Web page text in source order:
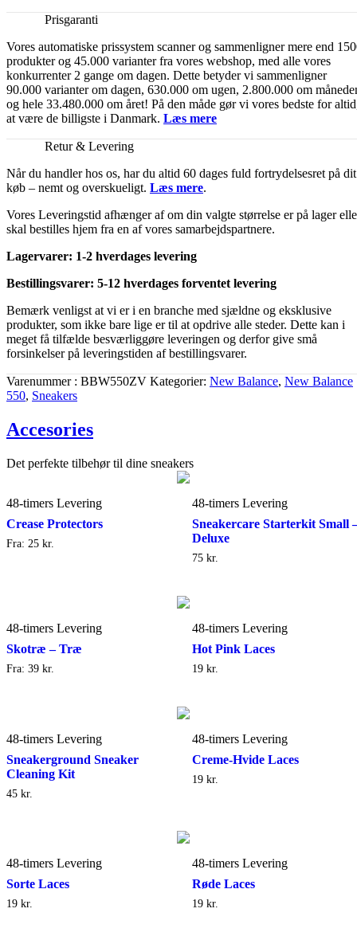
Prisgaranti
Vores automatiske prissystem scanner og sammenligner mere end
produkter og 45.000 varianter fra vores webshop, med alle vores
konkurrenter 2 gange om dagen. Dette betyder vi sammenligner
90.000 varianter om dagen, 630.000 om ugen, 2.800.000 om
og hele 33.480.000 om året! På den måde gør vi vores bedste for
at være de billigste i Danmark. Læs mere
Retur & Levering
Når du handler hos os, har du altid 60 dages fuld fortrydelsesret på dit
køb – nemt og overskueligt. Læs mere.
Vores Leveringstid afhænger af om din valgte størrelse er på lager
skal bestilles hjem fra en af vores samarbejdspartnere.
Lagervarer: 1-2 hverdages levering
Bestillingsvarer: 5-12 hverdages forventet levering
Bemærk venligst at vi er i en branche med sjældne og eksklusive
produkter, som ikke bare lige er til at opdrive alle steder. Dette kan i
meget få tilfælde besværliggøre leveringen og derfor give små
forsinkelser på leveringstiden af bestillingsvarer.
Varenummer BBW550ZV Kategorier New Balance, New Balance
550, Sneakers
Accesories
Det perfekte tilbehør til dine sneakers
48-timers Levering
Crease Protectors
Fra: 25 kr.
48-timers Levering
Sneakercare Starterkit Small
Deluxe
75 kr.
48-timers Levering
Skotræ – Træ
Fra: 39 kr.
48-timers Levering
Hot Pink Laces
19 kr.
48-timers Levering
Sneakerground Sneaker
Cleaning Kit
45 kr.
48-timers Levering
Creme-Hvide Laces
19 kr.
48-timers Levering
Sorte Laces
19 kr.
48-timers Levering
Røde Laces
19 kr.